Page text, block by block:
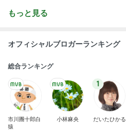
もっと見る
オフィシャルブロガーランキング
総合ランキング
市川團十郎白
猿
小林麻央
1
だいたひかる